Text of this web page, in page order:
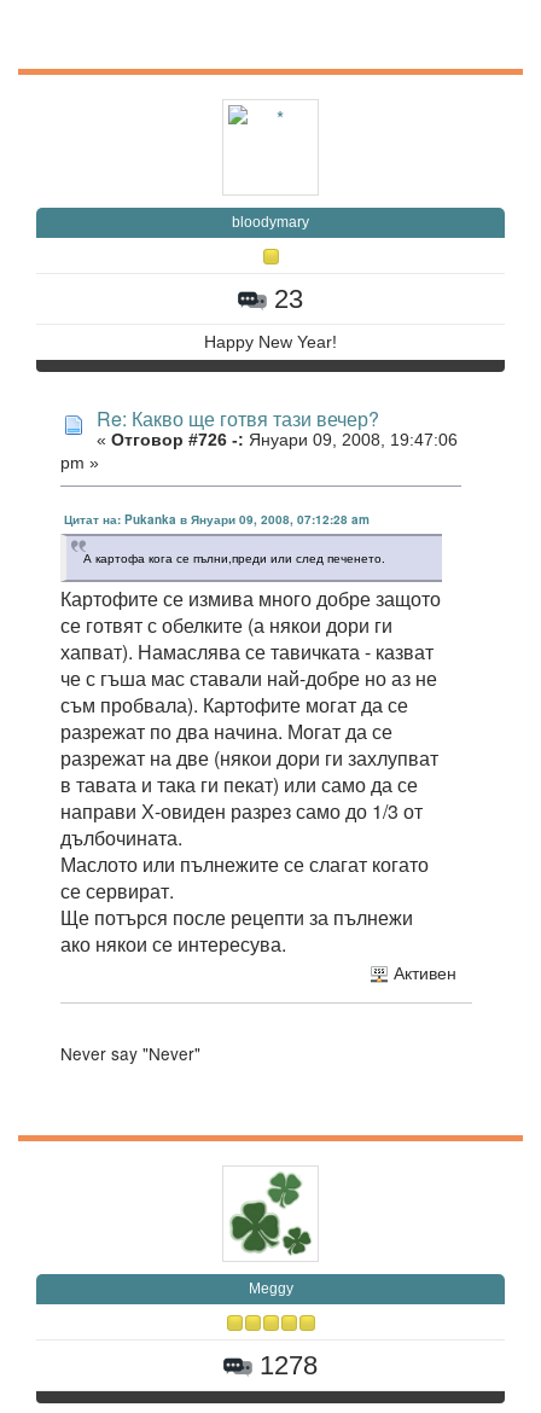
bloodymary
23
Happy New Year!
Re: Какво ще готвя тази вечер?
« Отговор #726 -: Януари 09, 2008, 19:47:06
pm »
Цитат на: Pukanka в Януари 09, 2008, 07:12:28 am
А картофа кога се пълни,преди или след печенето.
Картофите се измива много добре защото
се готвят с обелките (а някои дори ги
хапват). Намаслява се тавичката - казват
че с гъша мас ставали най-добре но аз не
съм пробвала). Картофите могат да се
разрежат по два начина. Могат да се
разрежат на две (някои дори ги захлупват
в тавата и така ги пекат) или само да се
направи Х-овиден разрез само до 1/3 от
дълбочината.
Маслото или пълнежите се слагат когато
се сервират.
Ще потърся после рецепти за пълнежи
ако някои се интересува.
Активен
Never say "Never"
Meggy
1278